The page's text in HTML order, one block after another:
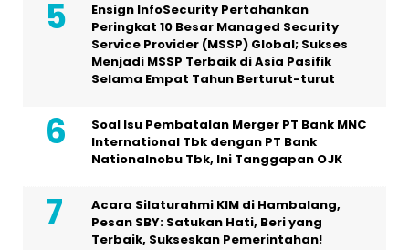
Ensign InfoSecurity Pertahankan
Peringkat 10 Besar Managed Security
Service Provider (MSSP) Global; Sukses
Menjadi MSSP Terbaik di Asia Pasifik
Selama Empat Tahun Berturut-turut
Soal Isu Pembatalan Merger PT Bank MNC
International Tbk dengan PT Bank
Nationalnobu Tbk, Ini Tanggapan OJK
Acara Silaturahmi KIM di Hambalang,
Pesan SBY: Satukan Hati, Beri yang
Terbaik, Sukseskan Pemerintahan!